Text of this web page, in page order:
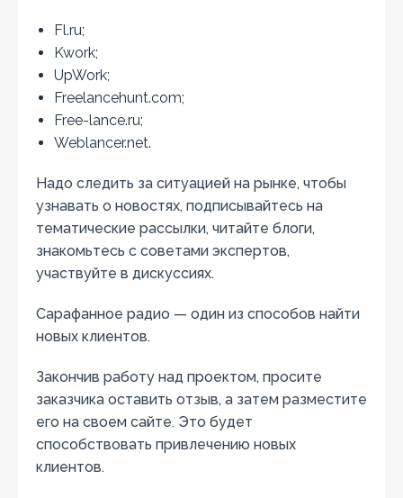
Fl.ru;
Kwork;
UpWork;
Freelancehunt.com;
Free-lance.ru;
Weblancer.net.
Надо следить за ситуацией на рынке, чтобы
узнавать о новостях, подписывайтесь на
тематические рассылки, читайте блоги,
знакомьтесь с советами экспертов,
участвуйте в дискуссиях.
Сарафанное радио — один из способов найти
новых клиентов.
Закончив работу над проектом, просите
заказчика оставить отзыв, а затем разместите
его на своем сайте. Это будет
способствовать привлечению новых
клиентов.